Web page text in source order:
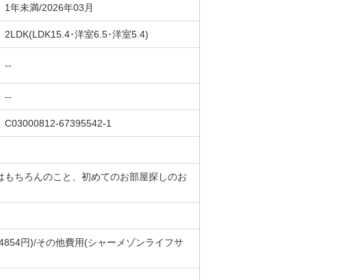
1年未満/2026年03月
2LDK(LDK15.4･洋室6.5･洋室5.4)
--
--
C03000812-67395542-1
ちろんのこと、初めてのお部屋探しのお
円)/その他費用(シャーメゾンライフサ